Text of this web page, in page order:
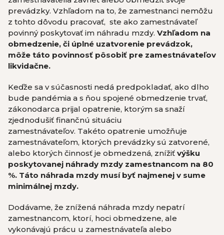
prevádzky. Vzhľadom na to, že zamestnanci nemôžu
z tohto dôvodu pracovať, ste ako zamestnávateľ
povinný poskytovať im náhradu mzdy. Vzhľadom na
obmedzenie, či úplné uzatvorenie prevádzok,
môže táto povinnosť pôsobiť pre zamestnávateľov
likvidačne.
Keďže sa v súčasnosti nedá predpokladať, ako dlho
bude pandémia a s ňou spojené obmedzenie trvať,
zákonodarca prijal opatrenie, ktorým sa snaží
zjednodušiť finančnú situáciu
zamestnávateľov. Takéto opatrenie umožňuje
zamestnávateľom, ktorých prevádzky sú zatvorené,
alebo ktorých činnosť je obmedzená, znížiť výšku
poskytovanej náhrady mzdy zamestnancom na 80
%. Táto náhrada mzdy musí byť najmenej v sume
minimálnej mzdy.
Dodávame, že znížená náhrada mzdy nepatrí
zamestnancom, ktorí, hoci obmedzene, ale
vykonávajú prácu u zamestnávateľa alebo